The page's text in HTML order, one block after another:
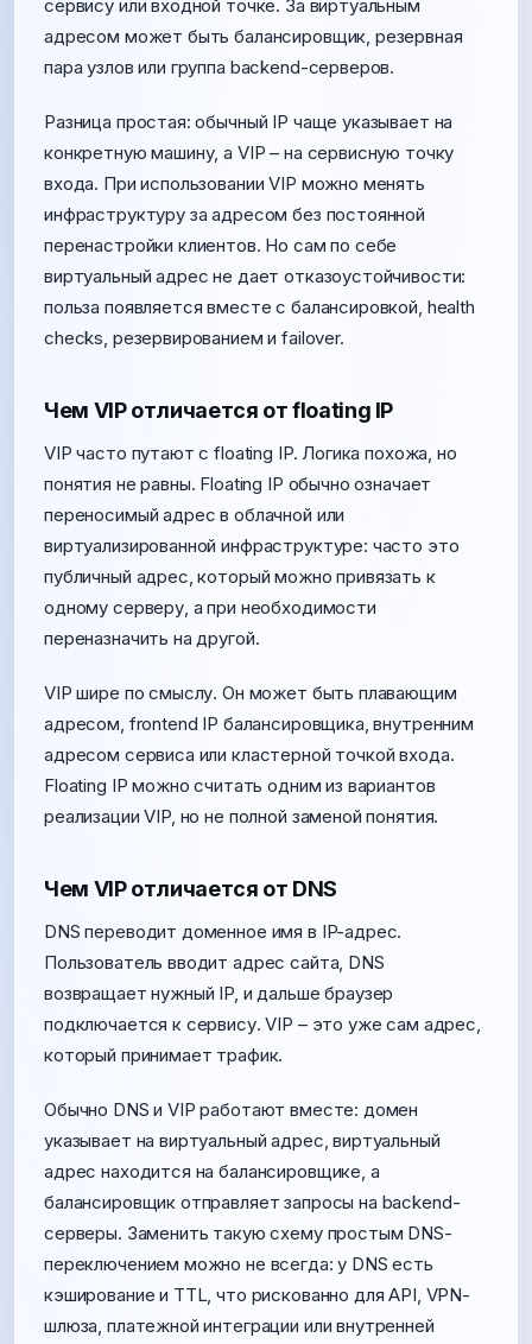
сервису или входной точке. За виртуальным
адресом может быть балансировщик, резервная
пара узлов или группа backend-серверов.
Разница простая: обычный IP чаще указывает на
конкретную машину, а VIP – на сервисную точку
входа. При использовании VIP можно менять
инфраструктуру за адресом без постоянной
перенастройки клиентов. Но сам по себе
виртуальный адрес не дает отказоустойчивости:
польза появляется вместе с балансировкой, health
checks, резервированием и failover.
Чем VIP отличается от floating IP
VIP часто путают с floating IP. Логика похожа, но
понятия не равны. Floating IP обычно означает
переносимый адрес в облачной или
виртуализированной инфраструктуре: часто это
публичный адрес, который можно привязать к
одному серверу, а при необходимости
переназначить на другой.
VIP шире по смыслу. Он может быть плавающим
адресом, frontend IP балансировщика, внутренним
адресом сервиса или кластерной точкой входа.
Floating IP можно считать одним из вариантов
реализации VIP, но не полной заменой понятия.
Чем VIP отличается от DNS
DNS переводит доменное имя в IP-адрес.
Пользователь вводит адрес сайта, DNS
возвращает нужный IP, и дальше браузер
подключается к сервису. VIP – это уже сам адрес,
который принимает трафик.
Обычно DNS и VIP работают вместе: домен
указывает на виртуальный адрес, виртуальный
адрес находится на балансировщике, а
балансировщик отправляет запросы на backend-
серверы. Заменить такую схему простым DNS-
переключением можно не всегда: у DNS есть
кэширование и TTL, что рискованно для API, VPN-
шлюза, платежной интеграции или внутренней